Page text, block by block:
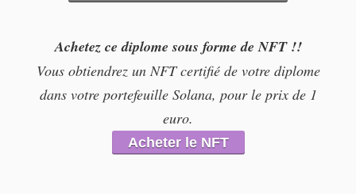
Achetez ce diplome sous forme de NFT !!
Vous obtiendrez un NFT certifié de votre diplome
dans votre portefeuille Solana, pour le prix de 1
euro.
Acheter le NFT